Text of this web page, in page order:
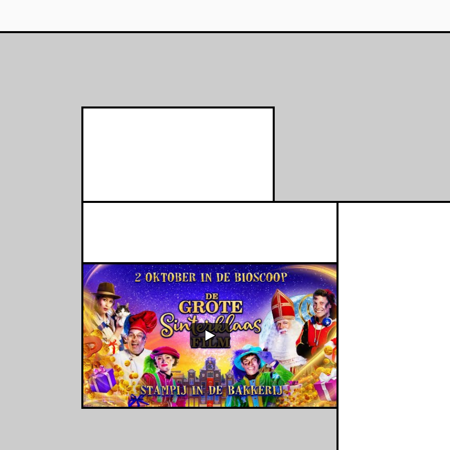
De Grote Sinterklaasfilm - Stampij in de Bakkerij 🎁 • OFFICIËLE